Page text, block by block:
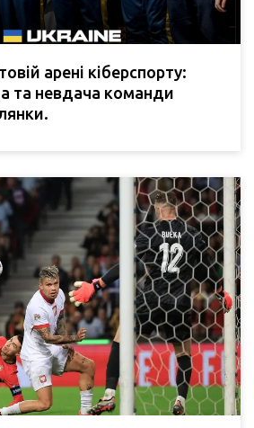
арені кіберспорту:
та невдача команди